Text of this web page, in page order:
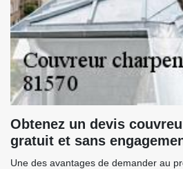
Obtenez un devis
gratuit et sans
Une des avantages de demander au